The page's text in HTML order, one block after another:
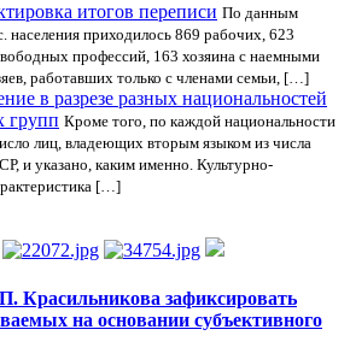
итогов переписи По данным
населения приходилось 869 рабочих, 623
профессий, 163 хозяина с наемными
работавших только с членами семьи, […]
в разрезе разных национальностей
групп Кроме того, по каждой национальности
лиц, владеющих вторым языком из числа
и указано, каким именно. Культурно-
[…]
Красильникова зафиксировать
на основании субъективного